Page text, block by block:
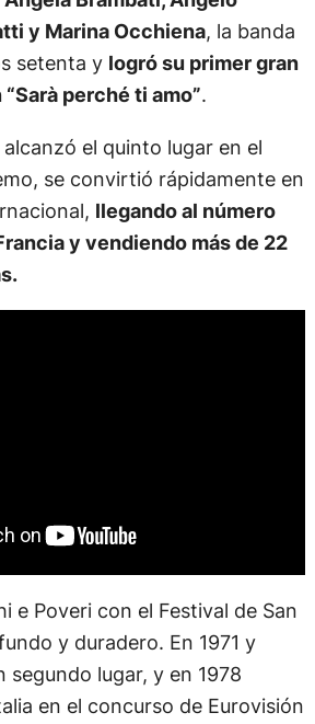
y Marina Occhiena, la banda
setenta y logró su primer gran
perché ti amo”.
el quinto lugar en el
se convirtió rápidamente en
llegando al número
y vendiendo más de 22
e Poveri con el Festival de San
y duradero. En 1971 y
segundo lugar, y en 1978
en el concurso de Eurovisión